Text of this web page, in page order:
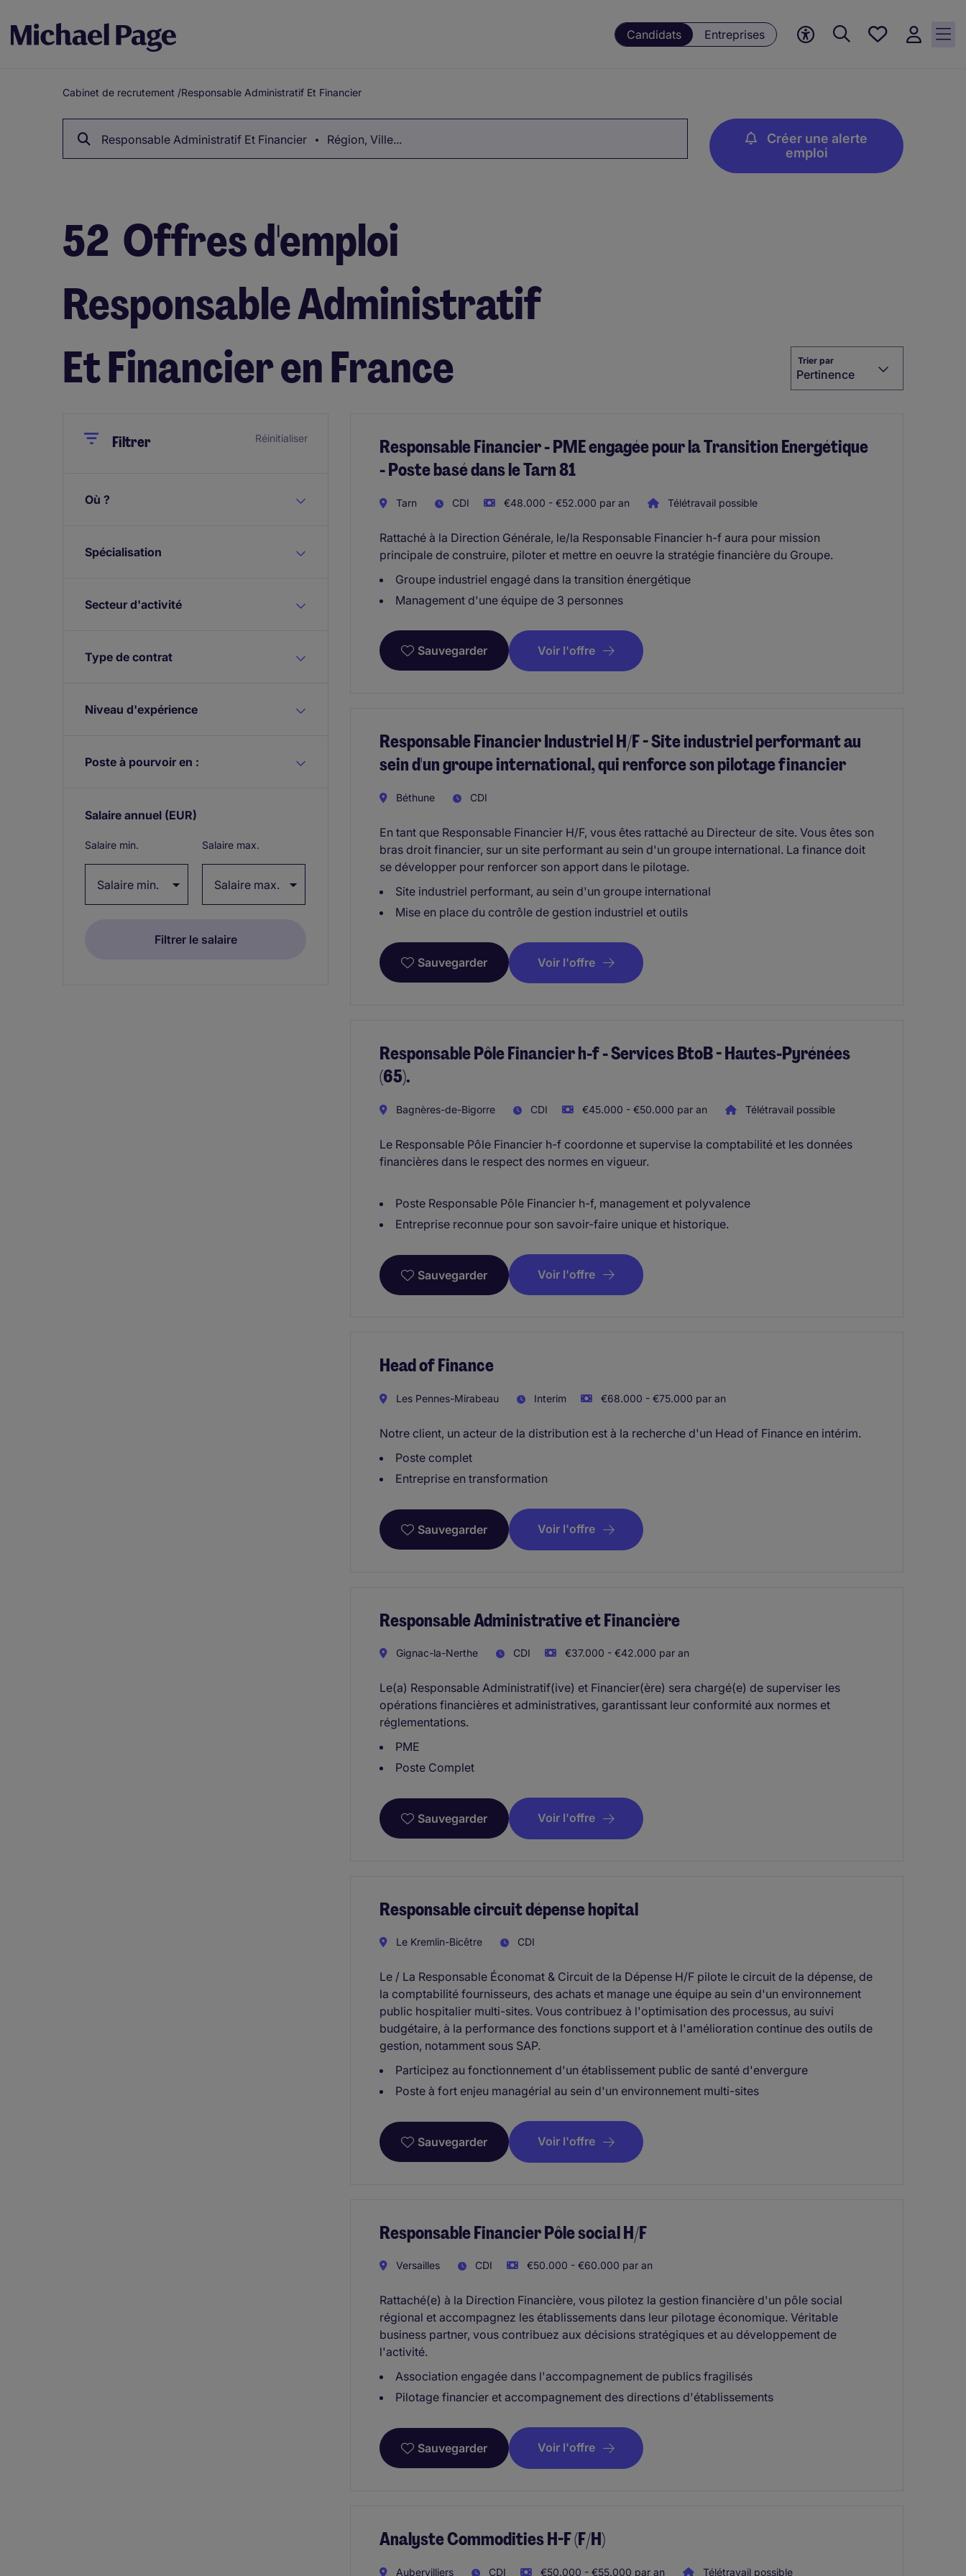
Candidats Entreprises
Mes offres, 0
Fil
d'Ariane
Cabinet de recrutement /Responsable Administratif Et Financier
Responsable Administratif Et Financier Région, Ville...
Créer une alerte
emploi
52 Offres d'emploi
Responsable Administratif
Et Financier en France
Trier par
Pertinence
CloseFiltrer Réinitialiser
Où ?
Spécialisation
Secteur d'activité
Type de contrat
Niveau d'expérience
Poste à pourvoir en :
Salaire annuel (EUR)
Salaire min. Salaire max.
Responsable Financier - PME engagée pour la Transition Energétique
- Poste basé dans le Tarn 81
Tarn CDI €48.000 - €52.000 par an Télétravail possible
Rattaché à la Direction Générale, le/la Responsable Financier h-f aura pour mission
principale de construire, piloter et mettre en oeuvre la stratégie financière du Groupe.
Groupe industriel engagé dans la transition énergétique
Management d'une équipe de 3 personnes
Sauvegarder Voir l'offre
Responsable Financier Industriel H/F - Site industriel performant au
sein d'un groupe international, qui renforce son pilotage financier
Béthune CDI
En tant que Responsable Financier H/F, vous êtes rattaché au Directeur de site. Vous êtes son
bras droit financier, sur un site performant au sein d'un groupe international. La finance doit
se développer pour renforcer son apport dans le pilotage.
Site industriel performant, au sein d'un groupe international
Mise en place du contrôle de gestion industriel et outils
Sauvegarder Voir l'offre
Responsable Pôle Financier h-f - Services BtoB - Hautes-Pyrénées
(65).
Bagnères-de-Bigorre CDI €45.000 - €50.000 par an Télétravail possible
Le Responsable Pôle Financier h-f coordonne et supervise la comptabilité et les données
financières dans le respect des normes en vigueur.
Poste Responsable Pôle Financier h-f, management et polyvalence
Entreprise reconnue pour son savoir-faire unique et historique.
Sauvegarder Voir l'offre
Head of Finance
Les Pennes-Mirabeau Interim €68.000 - €75.000 par an
Notre client, un acteur de la distribution est à la recherche d'un Head of Finance en intérim.
Poste complet
Entreprise en transformation
Sauvegarder Voir l'offre
Responsable Administrative et Financière
Gignac-la-Nerthe CDI €37.000 - €42.000 par an
Le(a) Responsable Administratif(ive) et Financier(ère) sera chargé(e) de superviser les
opérations financières et administratives, garantissant leur conformité aux normes et
réglementations.
PME
Poste Complet
Sauvegarder Voir l'offre
Responsable circuit dépense hopital
Le Kremlin-Bicêtre CDI
Le / La Responsable Économat & Circuit de la Dépense H/F pilote le circuit de la dépense, de
la comptabilité fournisseurs, des achats et manage une équipe au sein d'un environnement
public hospitalier multi-sites. Vous contribuez à l'optimisation des processus, au suivi
budgétaire, à la performance des fonctions support et à l'amélioration continue des outils de
gestion, notamment sous SAP.
Participez au fonctionnement d'un établissement public de santé d'envergure
Poste à fort enjeu managérial au sein d'un environnement multi-sites
Sauvegarder Voir l'offre
Responsable Financier Pôle social H/F
Versailles CDI €50.000 - €60.000 par an
Rattaché(e) à la Direction Financière, vous pilotez la gestion financière d'un pôle social
régional et accompagnez les établissements dans leur pilotage économique. Véritable
business partner, vous contribuez aux décisions stratégiques et au développement de
l'activité.
Association engagée dans l'accompagnement de publics fragilisés
Pilotage financier et accompagnement des directions d'établissements
Sauvegarder Voir l'offre
Analyste Commodities H-F (F/H)
Aubervilliers CDI €50.000 - €55.000 par an Télétravail possible